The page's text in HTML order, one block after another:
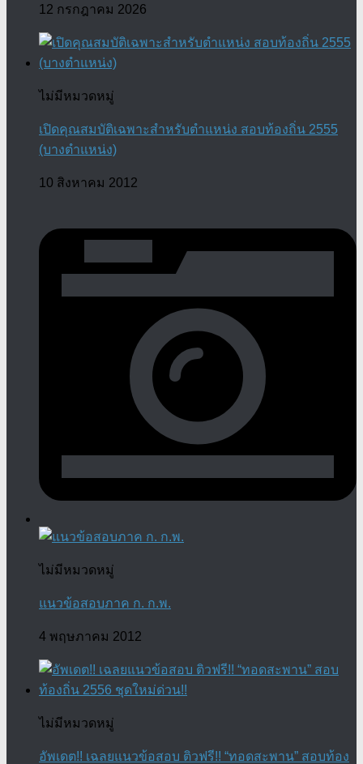
12 กรกฎาคม 2026
ไม่มีหมวดหมู่
เปิดคุณสมบัติเฉพาะสำหรับตำแหน่ง สอบท้องถิ่น 2555
(บางตำแหน่ง)
10 สิงหาคม 2012
ไม่มีหมวดหมู่
แนวข้อสอบภาค ก. ก.พ.
4 พฤษภาคม 2012
ไม่มีหมวดหมู่
อัพเดต!! เฉลยแนวข้อสอบ ติวฟรี!! “ทอดสะพาน” สอบท้อง